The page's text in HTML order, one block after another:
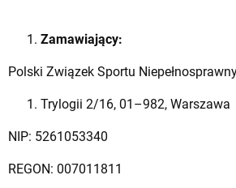
Zamawiający:
Polski Związek Sportu
Trylogii 2/16, 01–982, Warszawa
NIP: 5261053340
REGON: 007011811